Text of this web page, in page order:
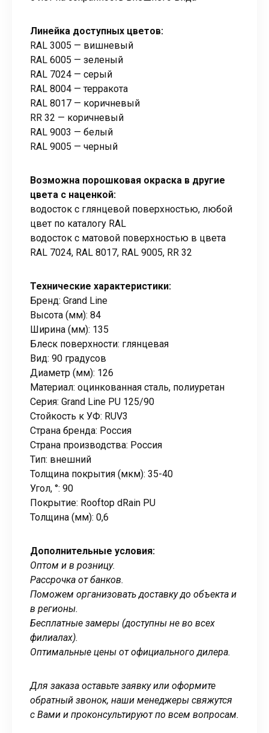
Линейка доступных цветов:
RAL 3005 — вишневый
RAL 6005 — зеленый
RAL 7024 — серый
RAL 8004 — терракота
RAL 8017 — коричневый
RR 32 — коричневый
RAL 9003 — белый
RAL 9005 — черный
Возможна порошковая окраска в другие
цвета с наценкой:
водосток с глянцевой поверхностью, любой
цвет по каталогу RAL
водосток с матовой поверхностью в цвета
RAL 7024, RAL 8017, RAL 9005, RR 32
Технические характеристики:
Бренд: Grand Line
Высота (мм): 84
Ширина (мм): 135
Блеск поверхности: глянцевая
Вид: 90 градусов
Диаметр (мм): 126
Материал: оцинкованная сталь, полиуретан
Серия: Grand Line PU 125/90
Стойкость к УФ: RUV3
Страна бренда: Россия
Страна производства: Россия
Тип: внешний
Толщина покрытия (мкм): 35-40
Угол, °: 90
Покрытие: Rooftop dRain PU
Толщина (мм): 0,6
Дополнительные условия:
Оптом и в розницу.
Рассрочка от банков.
Поможем организовать доставку до объекта и
в регионы.
Бесплатные замеры (доступны не во всех
филиалах).
Оптимальные цены от официального дилера.
Для заказа оставьте заявку или оформите
обратный звонок, наши менеджеры свяжутся
с Вами и проконсультируют по всем вопросам.